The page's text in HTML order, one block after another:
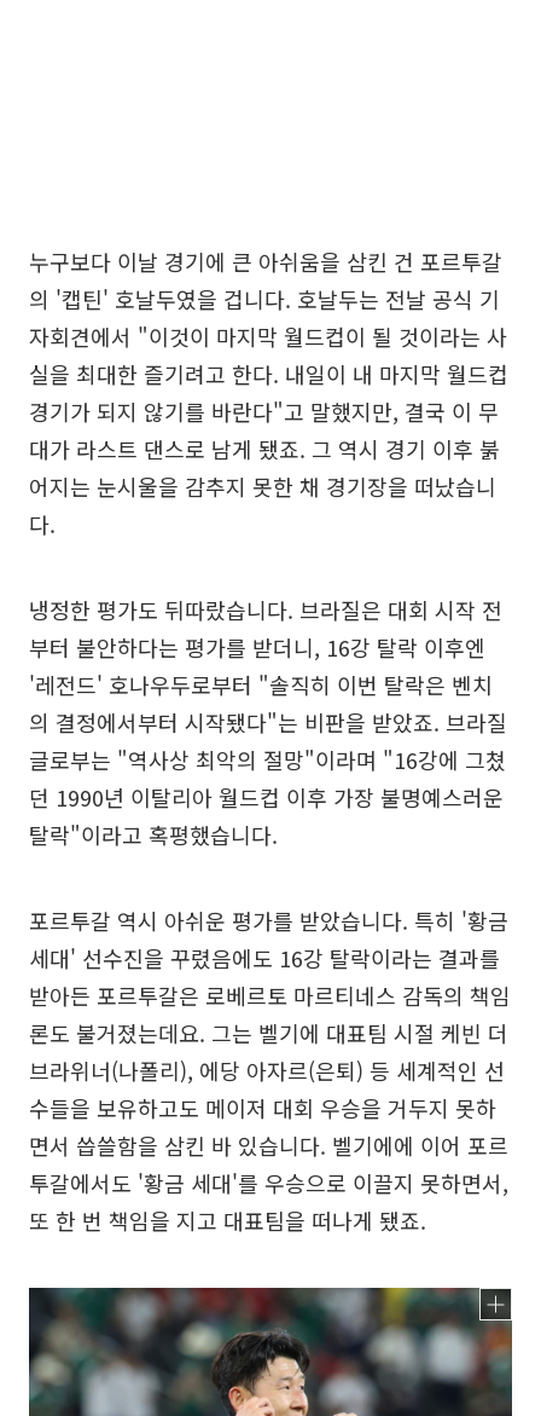
누구보다 이날 경기에 큰 아쉬움을 삼킨 건 포르투갈
의 '캡틴' 호날두였을 겁니다. 호날두는 전날 공식 기
자회견에서 "이것이 마지막 월드컵이 될 것이라는 사
실을 최대한 즐기려고 한다. 내일이 내 마지막 월드컵
경기가 되지 않기를 바란다"고 말했지만, 결국 이 무
대가 라스트 댄스로 남게 됐죠. 그 역시 경기 이후 붉
어지는 눈시울을 감추지 못한 채 경기장을 떠났습니
다.
냉정한 평가도 뒤따랐습니다. 브라질은 대회 시작 전
부터 불안하다는 평가를 받더니, 16강 탈락 이후엔
'레전드' 호나우두로부터 "솔직히 이번 탈락은 벤치
의 결정에서부터 시작됐다"는 비판을 받았죠. 브라질
글로부는 "역사상 최악의 절망"이라며 "16강에 그쳤
던 1990년 이탈리아 월드컵 이후 가장 불명예스러운
탈락"이라고 혹평했습니다.
포르투갈 역시 아쉬운 평가를 받았습니다. 특히 '황금
세대' 선수진을 꾸렸음에도 16강 탈락이라는 결과를
받아든 포르투갈은 로베르토 마르티네스 감독의 책임
론도 불거졌는데요. 그는 벨기에 대표팀 시절 케빈 더
브라위너(나폴리), 에당 아자르(은퇴) 등 세계적인 선
수들을 보유하고도 메이저 대회 우승을 거두지 못하
면서 씁쓸함을 삼킨 바 있습니다. 벨기에에 이어 포르
투갈에서도 '황금 세대'를 우승으로 이끌지 못하면서,
또 한 번 책임을 지고 대표팀을 떠나게 됐죠.